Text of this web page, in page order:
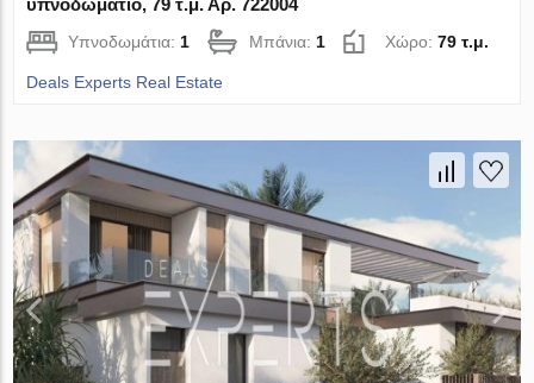
υπνοδωμάτιο, 79 τ.μ. Αρ. 722004
Υπνοδωμάτια: 1 Μπάνια: 1 Χώρο:79 τ.μ.
Deals Experts Real Estate